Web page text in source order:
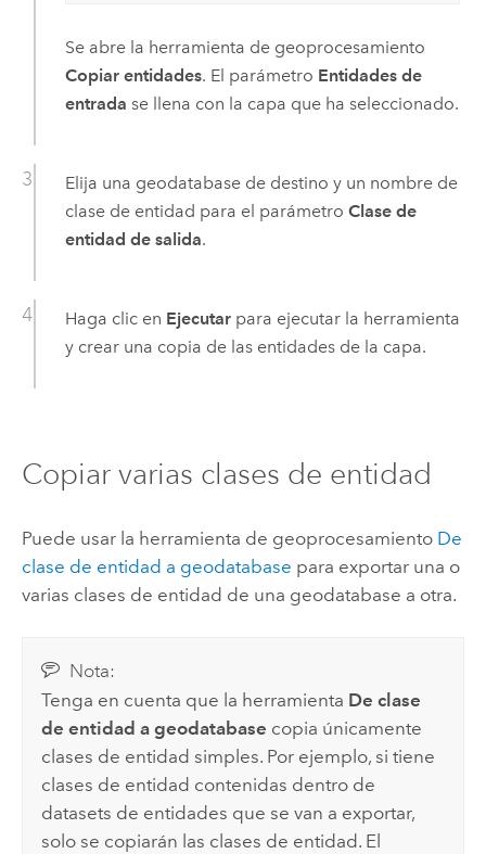
Se abre la herramienta de geoprocesamiento
Copiar entidades. El parámetro Entidades de
entrada se llena con la capa que ha seleccionado.
Elija una geodatabase de destino y un nombre de
clase de entidad para el parámetro Clase de
entidad de salida.
Haga clic en Ejecutarpara ejecutar la herramienta
y crear una copia de las entidades de la capa.
Copiar varias clases de entidad
Puede usar la herramienta de geoprocesamiento De
clase de entidad a geodatabase para exportar una o
varias clases de entidad de una geodatabase a otra.
Nota:
Tenga en cuenta que la herramienta De clase
de entidad a geodatabase copia únicamente
clases de entidad simples. Por ejemplo, si tiene
clases de entidad contenidas dentro de
datasets de entidades que se van a exportar,
solo se copiarán las clases de entidad. El